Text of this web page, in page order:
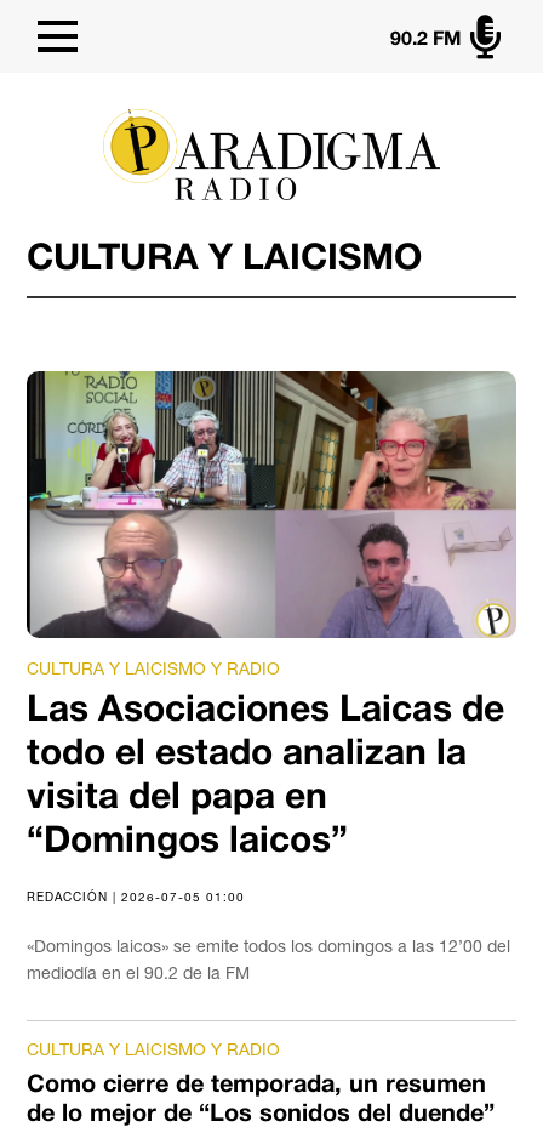

90.2 FM
CULTURA Y LAICISMO
CULTURA Y LAICISMO Y RADIO
Las Asociaciones Laicas de
todo el estado analizan la
visita del papa en
“Domingos laicos”
REDACCIÓN | 2026-07-05 01:00
«Domingos laicos» se emite todos los domingos a las 12’00 del
mediodía en el 90.2 de la FM
CULTURA Y LAICISMO Y RADIO
Como cierre de temporada, un resumen
de lo mejor de “Los sonidos del duende”